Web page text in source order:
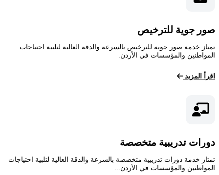
صور جوية للترخيص
تمتاز خدمة صور جوية للترخيص بالسرعة والدقة العالية لتلبية احتياجات
المواطنين والمؤسسات في الأردن.
اقرأ المزيد
دورات تدريبية متخصصة
تمتاز خدمة دورات تدريبية متخصصة بالسرعة والدقة العالية لتلبية احتياجات
المواطنين والمؤسسات في الأردن...